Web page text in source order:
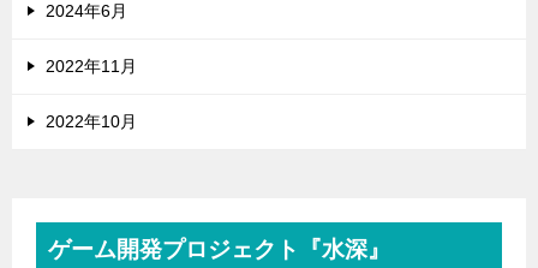
2024年6月
2022年11月
2022年10月
ゲーム開発プロジェクト『水深』